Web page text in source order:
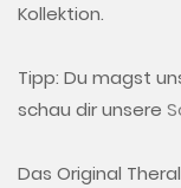
Kollektion.
Tipp: Du magst
schau dir unsere
Das Original